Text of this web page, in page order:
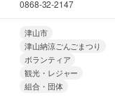
0868-32-2147
津山市
津山納涼ごんごまつり
ボランティア
観光・レジャー
組合・団体